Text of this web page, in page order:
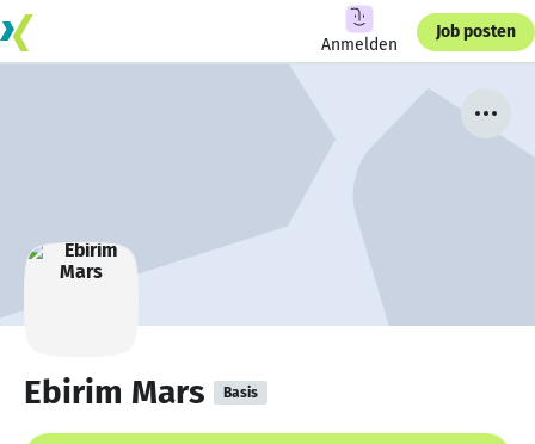
Anmelden
Job posten
Ebirim Mars Basis